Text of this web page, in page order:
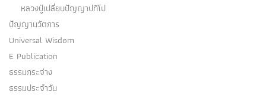
หลวงปู่เปลี่ยนปัญญาปทีโป
ปัญญานวัตการ
Universal Wisdom
E Publication
ธรรมกระจ่าง
ธรรมประจำวัน